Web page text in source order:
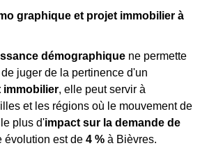
graphique et projet immobilier à
démographique ne permette
juger de la pertinence d'un
immobilier, elle peut servir à
et les régions où le mouvement de
plus d'impact sur la demande de
évolution est de 4 % à Bièvres.